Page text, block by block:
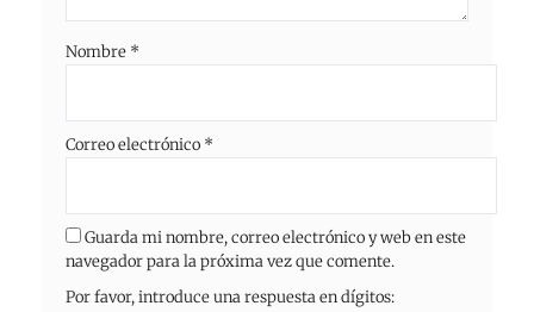
Nombre *
Correo electrónico *
Guarda mi nombre, correo electrónico y web en este
navegador para la próxima vez que comente.
Por favor, introduce una respuesta en dígitos: